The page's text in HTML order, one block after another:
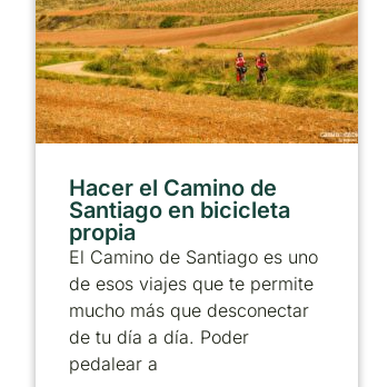
Hacer el Camino de
Santiago en bicicleta
propia
El Camino de Santiago es uno
de esos viajes que te permite
mucho más que desconectar
de tu día a día. Poder
pedalear a